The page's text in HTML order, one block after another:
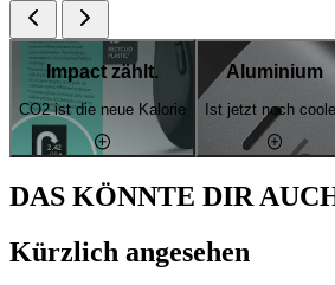
Impact zählt.
CO2 ist die neue Kalorie
Aluminium
Ist jetzt noch
DAS KÖNNTE DIR
Kürzlich angesehen